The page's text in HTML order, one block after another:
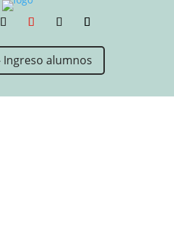
Ingreso alumnos